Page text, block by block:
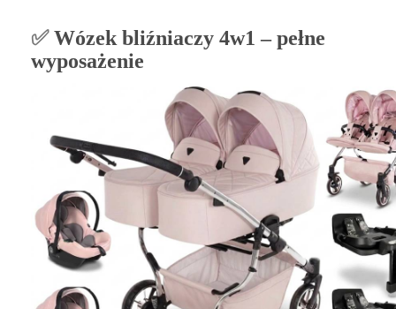
✅Wózek bliźniaczy 4w1 – pełne
wyposażenie